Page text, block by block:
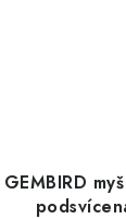
GEMBIRD